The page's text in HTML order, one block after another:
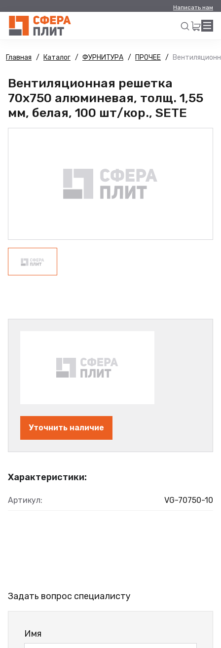
Написать нам
Искать
Главная Каталог ФУРНИТУРА ПРОЧЕЕ
Вентиляционная решетка
70х750 алюминевая, толщ. 1,55
мм, белая, 100 шт/кор., SETE
Характеристики:
Артикул: VG-70750-10
Уточнить наличие
Задать вопрос специалисту
Имя